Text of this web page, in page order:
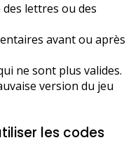
lettres ou des
avant ou après
ne sont plus valides.
version du jeu
les codes